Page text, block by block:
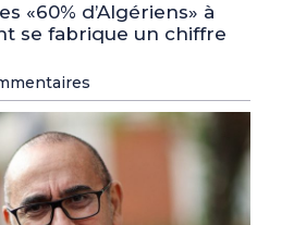
«60% d’Algériens» à
se fabrique un chiffre